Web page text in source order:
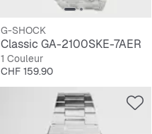
G-SHOCK
Classic GA-2100SKE-7AER
1 Couleur
Prix
CHF 159.90